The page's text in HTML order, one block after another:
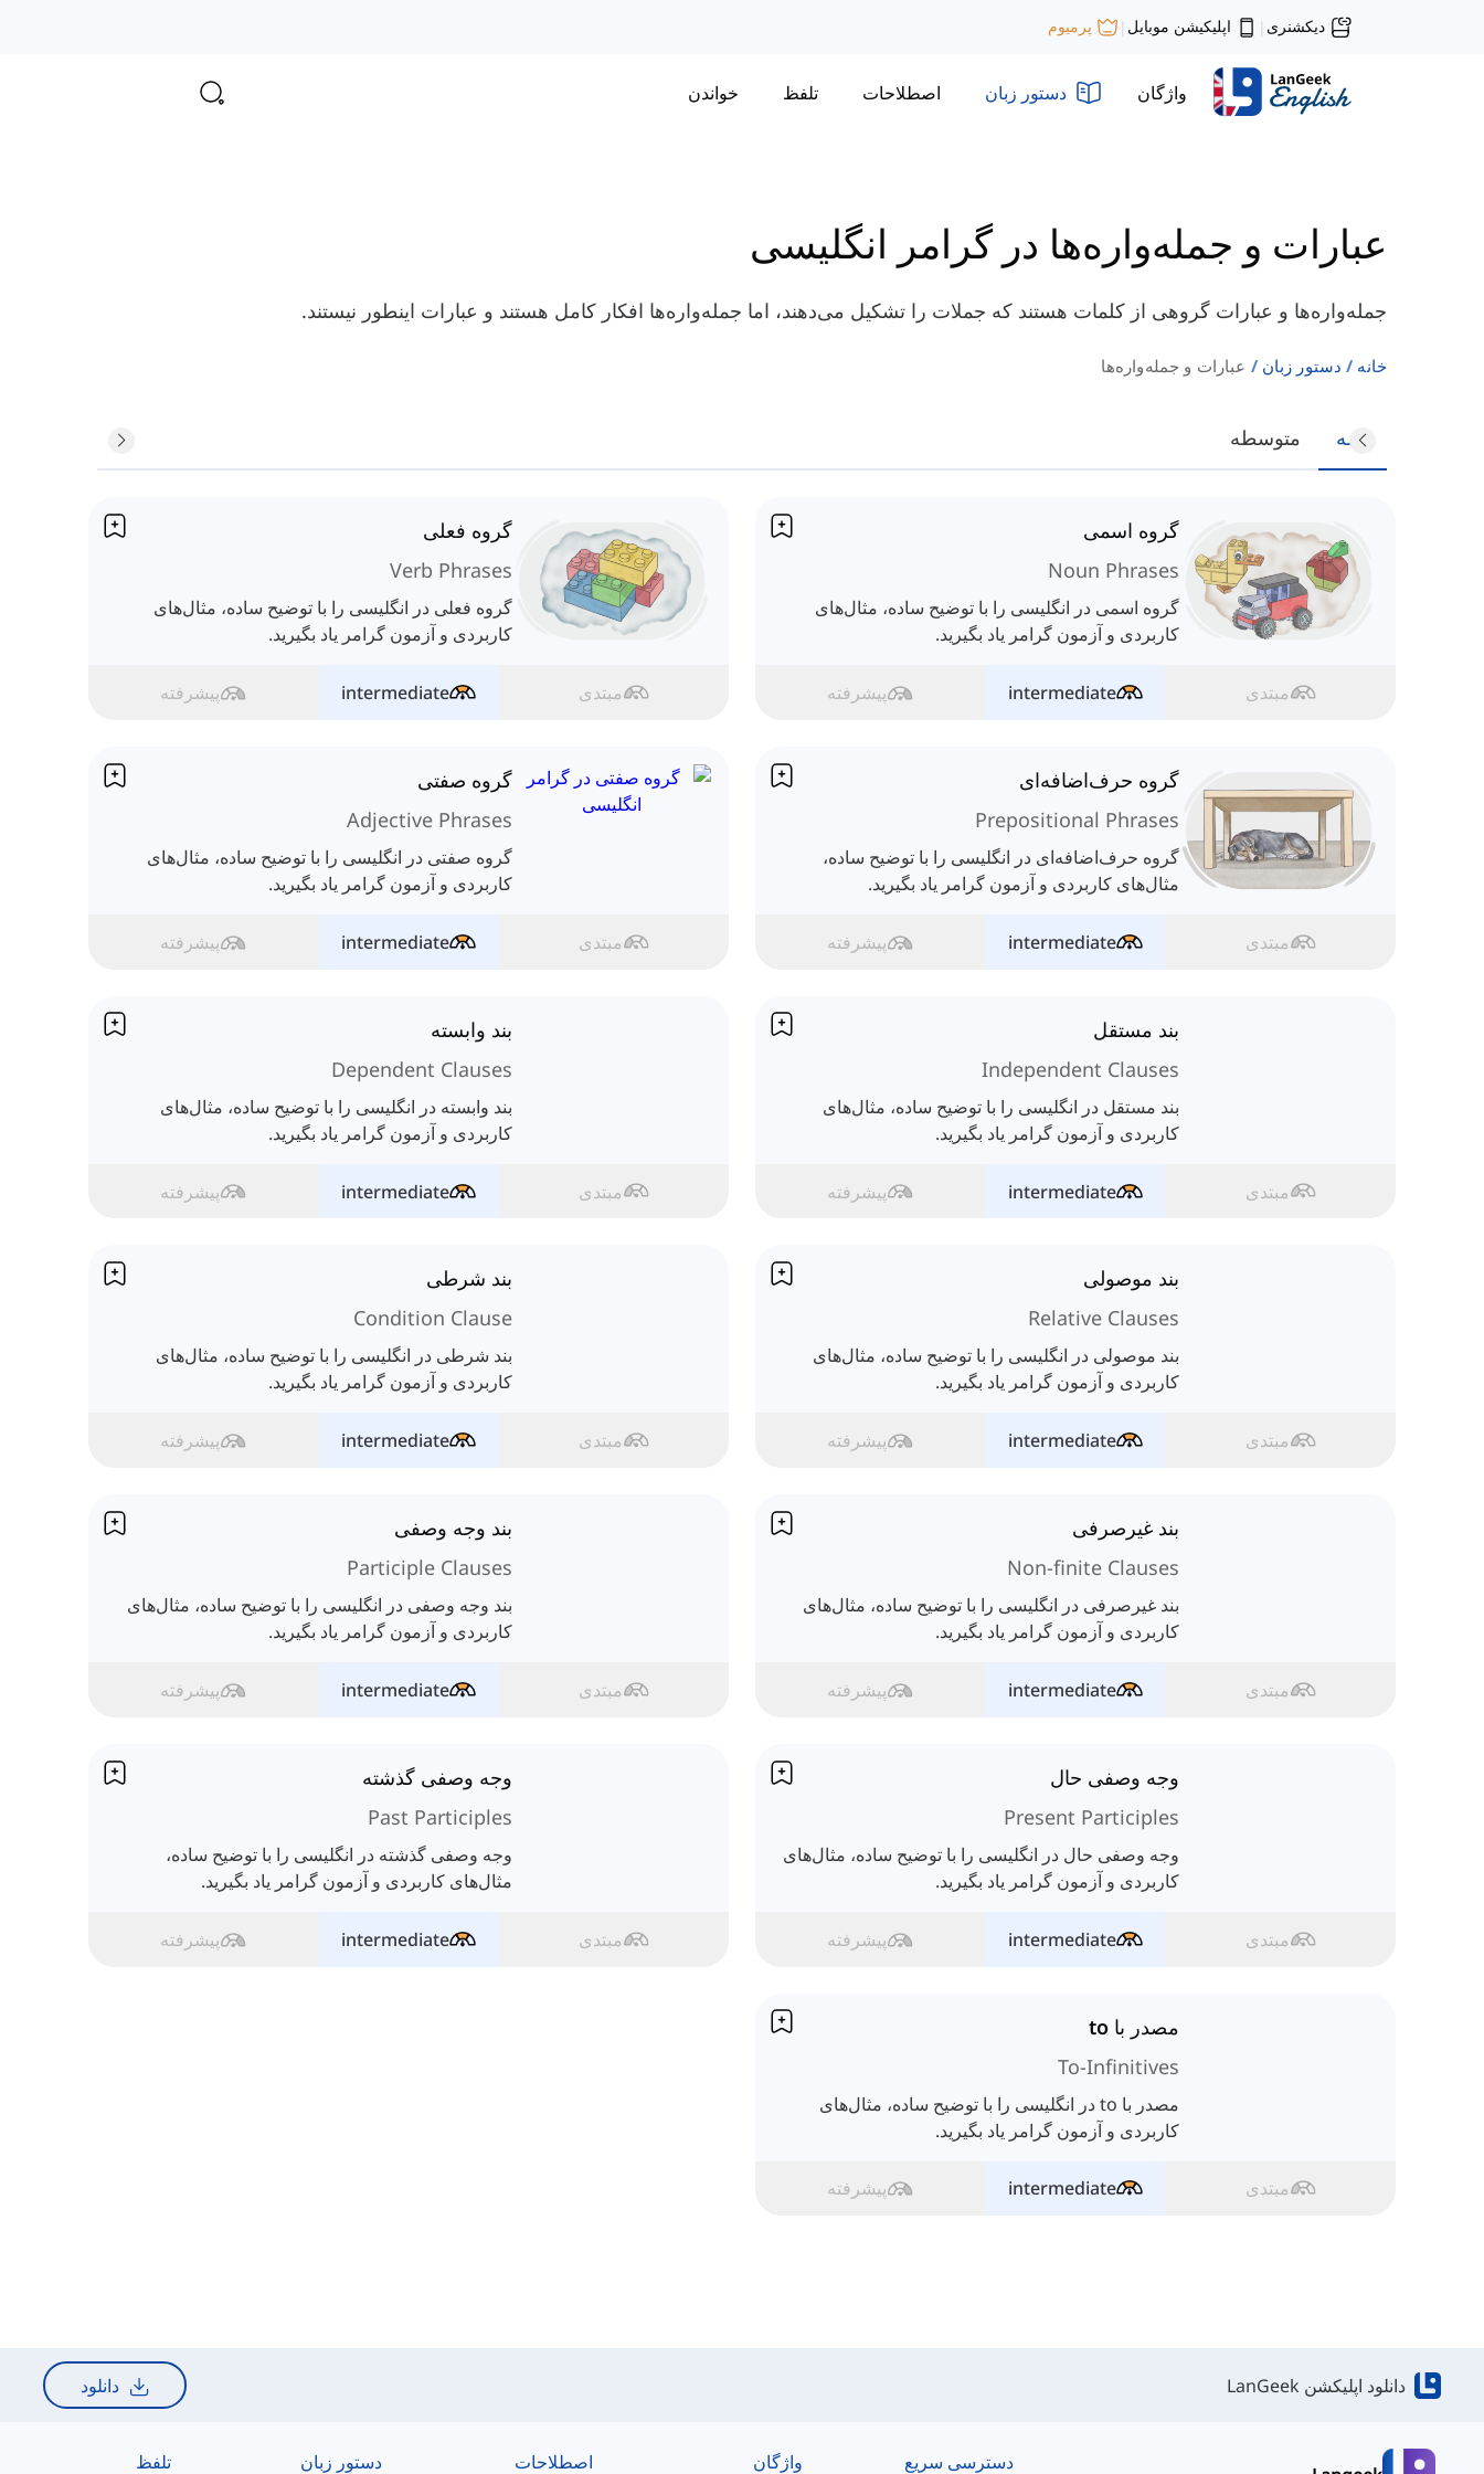
دیکشنری | اپلیکیشن موبایل | پرمیوم
واژگان دستور زبان اصطلاحات تلفظ خواندن
عبارات و جمله‌واره‌ها در گرامر انگلیسی
جمله‌واره‌ها و عبارات گروهی از کلمات هستند که جملات را تشکیل می‌دهند، اما جمله‌واره‌ها افکار کامل هستند و عبارات اینطور نیستند.
خانه دستور زبان عبارات و جمله‌واره‌ها
همه متوسطه
گروه‌ اسمی
Noun Phrases
گروه اسمی در انگلیسی را با توضیح ساده، مثال‌های
کاربردی و آزمون گرامر یاد بگیرید.
مبتدی intermediate پیشرفته
گروه فعلی
Verb Phrases
گروه فعلی در انگلیسی را با توضیح ساده، مثال‌های
کاربردی و آزمون گرامر یاد بگیرید.
مبتدی intermediate پیشرفته
گروه حرف‌اضافه‌ای
Prepositional Phrases
گروه حرف‌اضافه‌ای در انگلیسی را با توضیح ساده،
مثال‌های کاربردی و آزمون گرامر یاد بگیرید.
مبتدی intermediate پیشرفته
گروه صفتی
Adjective Phrases
گروه صفتی در انگلیسی را با توضیح ساده، مثال‌های
کاربردی و آزمون گرامر یاد بگیرید.
مبتدی intermediate پیشرفته
بند مستقل
Independent Clauses
بند مستقل در انگلیسی را با توضیح ساده، مثال‌های
کاربردی و آزمون گرامر یاد بگیرید.
مبتدی intermediate پیشرفته
بند وابسته
Dependent Clauses
بند وابسته در انگلیسی را با توضیح ساده، مثال‌های
کاربردی و آزمون گرامر یاد بگیرید.
مبتدی intermediate پیشرفته
بند موصولی
Relative Clauses
بند موصولی در انگلیسی را با توضیح ساده، مثال‌های
کاربردی و آزمون گرامر یاد بگیرید.
مبتدی intermediate پیشرفته
بند شرطی
Condition Clause
بند شرطی در انگلیسی را با توضیح ساده، مثال‌های
کاربردی و آزمون گرامر یاد بگیرید.
مبتدی intermediate پیشرفته
بند غیرصرفی
Non-finite Clauses
بند غیرصرفی در انگلیسی را با توضیح ساده، مثال‌های
کاربردی و آزمون گرامر یاد بگیرید.
مبتدی intermediate پیشرفته
بند وجه وصفی
Participle Clauses
بند وجه وصفی در انگلیسی را با توضیح ساده، مثال‌های
کاربردی و آزمون گرامر یاد بگیرید.
مبتدی intermediate پیشرفته
وجه وصفی حال
Present Participles
وجه وصفی حال در انگلیسی را با توضیح ساده، مثال‌های
کاربردی و آزمون گرامر یاد بگیرید.
مبتدی intermediate پیشرفته
وجه وصفی گذشته
Past Participles
وجه وصفی گذشته در انگلیسی را با توضیح ساده،
مثال‌های کاربردی و آزمون گرامر یاد بگیرید.
مبتدی intermediate پیشرفته
مصدر با to
To-Infinitives
مصدر با to در انگلیسی را با توضیح ساده، مثال‌های
کاربردی و آزمون گرامر یاد بگیرید.
مبتدی intermediate پیشرفته
دانلود اپلیکشن LanGeek دانلود
دسترسی سریع واژگان اصطلاحات دستور زبان تلفظ